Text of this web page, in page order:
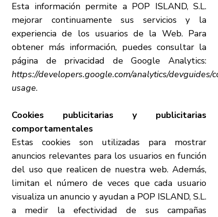
Esta información permite a POP ISLAND, S.L.
mejorar continuamente sus servicios y la
experiencia de los usuarios de la Web. Para
obtener más información, puedes consultar la
página de privacidad de Google Analytics:
https://developers.google.com/analytics/devguides/
usage.
Cookies publicitarias y publicitarias
comportamentales
Estas cookies son utilizadas para mostrar
anuncios relevantes para los usuarios en función
del uso que realicen de nuestra web. Además,
limitan el número de veces que cada usuario
visualiza un anuncio y ayudan a POP ISLAND, S.L.
a medir la efectividad de sus campañas